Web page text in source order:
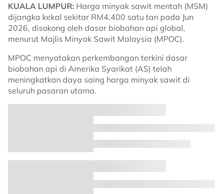
KUALA LUMPUR: Harga minyak sawit mentah (MSM)
dijangka kekal sekitar RM4,400 satu tan pada Jun
2026, disokong oleh dasar biobahan api global,
menurut Majlis Minyak Sawit Malaysia (MPOC).
MPOC menyatakan perkembangan terkini dasar
biobahan api di Amerika Syarikat (AS) telah
meningkatkan daya saing harga minyak sawit di
seluruh pasaran utama.